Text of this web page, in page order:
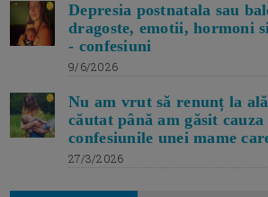
Depresia postnatala sau
dragoste, emotii, hormoni
- confesiuni
9/6/2026
Nu am vrut să renunț la
căutat până am găsit
confesiunile unei mame
27/3/2026